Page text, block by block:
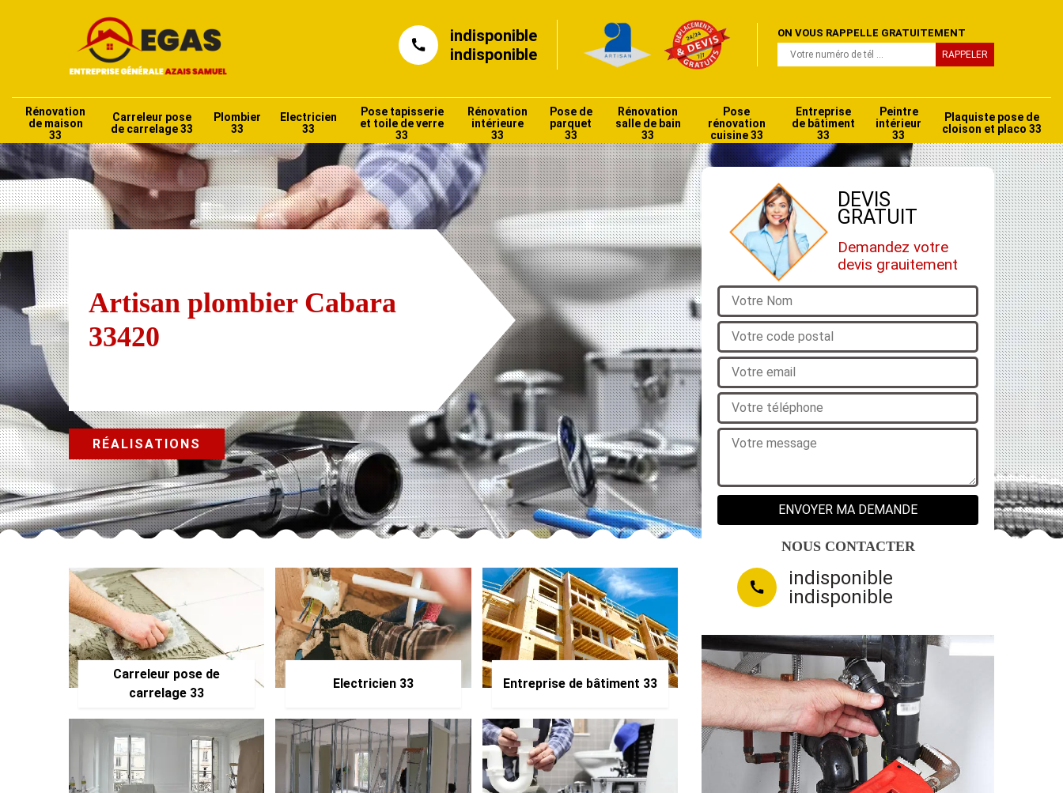
indisponible
indisponible
ON VOUS RAPPELLE GRATUITEMENT
Rénovation
de maison
33
Carreleur pose
de carrelage 33
Plombier
33
Electricien
33
Pose tapisserie
et toile de verre
33
Rénovation
intérieure
33
Pose de
parquet
33
Rénovation
salle de bain
33
Pose
rénovation
cuisine 33
Entreprise
de bâtiment
33
Peintre
intérieur
33
Plaquiste pose de
cloison et placo 33
Artisan plombier Cabara
33420
RÉALISATIONS
Carreleur pose de
carrelage 33
Electricien 33 Entreprise de bâtiment 33
DEVIS
GRATUIT
Demandez votre
devis grauitement
NOUS CONTACTER
indisponible
indisponible